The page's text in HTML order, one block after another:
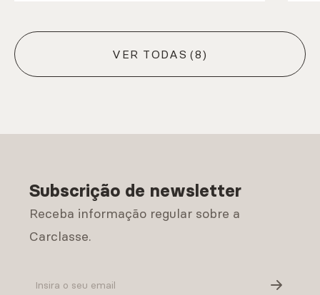
VER TODAS (8)
Subscrição de newsletter
Receba informação regular sobre a
Carclasse.